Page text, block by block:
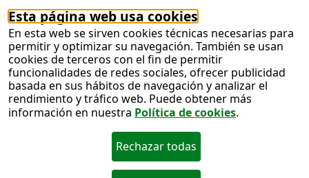
Esta página web usa cookies
En esta web se sirven cookies técnicas necesarias para
permitir y optimizar su navegación. También se usan
cookies de terceros con el fin de permitir
funcionalidades de redes sociales, ofrecer publicidad
basada en sus hábitos de navegación y analizar el
rendimiento y tráfico web. Puede obtener más
información en nuestra Política de cookies.